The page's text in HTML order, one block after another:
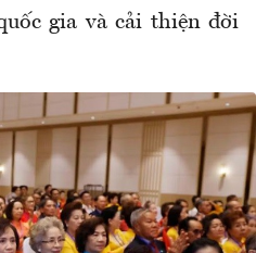
gia và cải thiện đời